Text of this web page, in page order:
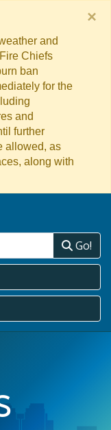
and
Chiefs
ban
for the
and
further
allowed, as
along with
×
Go!